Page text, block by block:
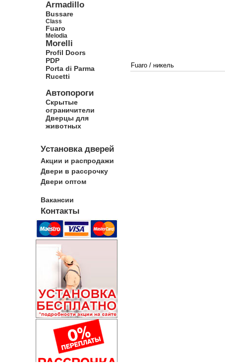
Armadillo
Bussare
Class
Fuaro
Melodia
Morelli
Profil Doors
PDP
Porta di Parma
Rucetti
Автопороги
Скрытые
ограничители
Дверцы для
животных
Установка дверей
Акции и распродажи
Двери в рассрочку
Двери оптом
Вакансии
Контакты
Fuaro / никель